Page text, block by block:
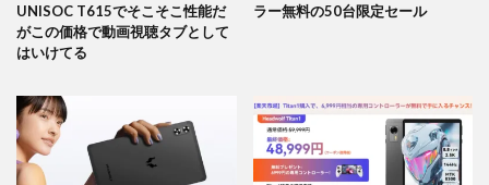
UNISOC T615でそこそこ性能だ
がこの価格で動画視聴タブとして
はいけてる
ラー無料の50台限定セール